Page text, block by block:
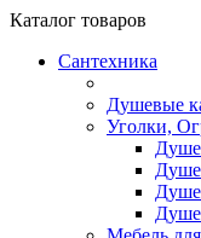
Каталог товаров
Сантехника
Душевые
Уголки,